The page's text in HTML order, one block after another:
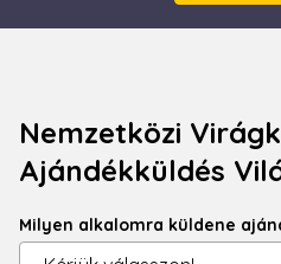
Nemzetközi
Ajándékküldés
Milyen alkalomra küldene